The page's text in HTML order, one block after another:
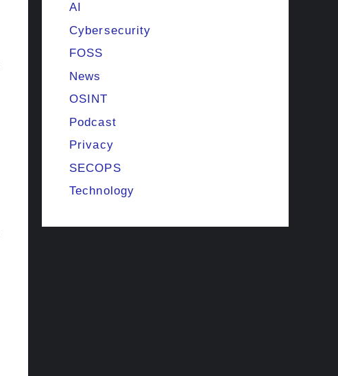
AI
Cybersecurity
FOSS
News
OSINT
Podcast
Privacy
SECOPS
Technology